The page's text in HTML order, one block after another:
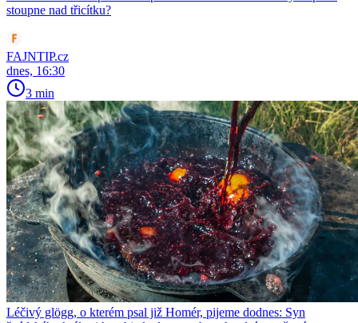
stoupne nad třicítku?
FAJNTIP.cz
dnes, 16:30
3 min
Léčivý glögg, o kterém psal již Homér, pijeme dodnes: Syn